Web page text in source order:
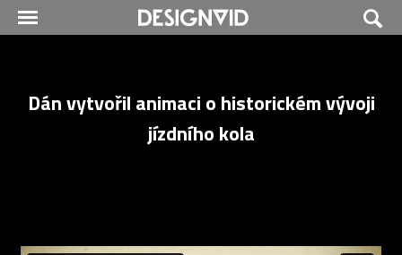
Dán vytvořil animaci o historickém vývoji
jízdního kola